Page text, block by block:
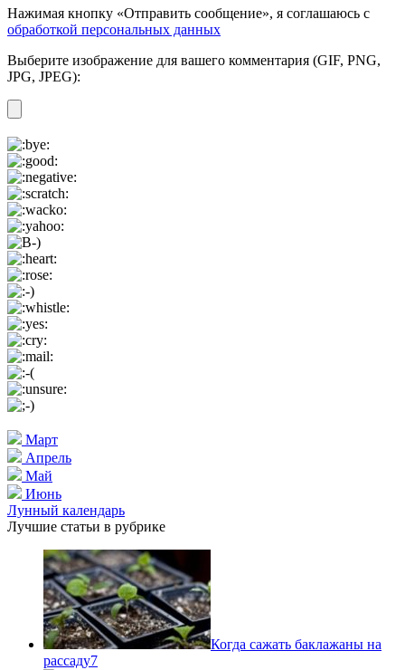
Нажимая кнопку «Отправить сообщение», я соглашаюсь с
обработкой персональных данных
Выберите изображение для вашего комментария (GIF, PNG,
JPG, JPEG):
Март
Апрель
Май
Июнь
Лунный календарь
Лучшие статьи в рубрике
Когда сажать баклажаны на
рассаду7